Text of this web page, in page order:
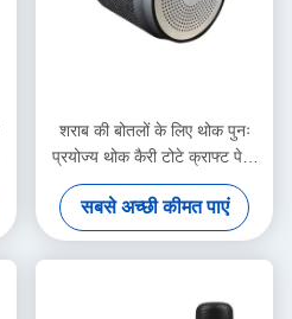
शराब की बोतलों के लिए थोक पुनः
प्रयोज्य थोक कैरी टोटे क्राफ्ट पेपर
वाइन बैग
सबसे अच्छी कीमत पाएं